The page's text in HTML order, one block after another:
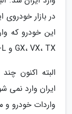
در بازار
این خودرو که
GX، VX، TX و TX-L اشاره کرد.
ایران وارد نمی
واردات خودرو